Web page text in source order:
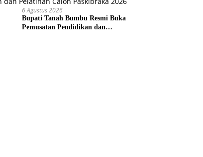
6 Agustus 2026
Bupati Tanah Bumbu Resmi Buka
Pemusatan Pendidikan dan